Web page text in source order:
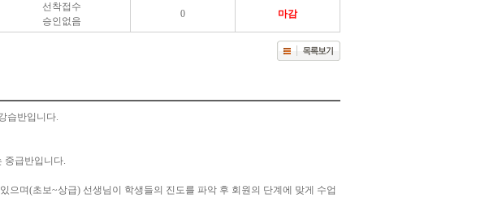
선착접수
승인없음
0 마감
습반입니다.
중급반입니다.
으며(초보~상급) 선생님이 학생들의 진도를 파악 후 회원의 단계에 맞게 수업